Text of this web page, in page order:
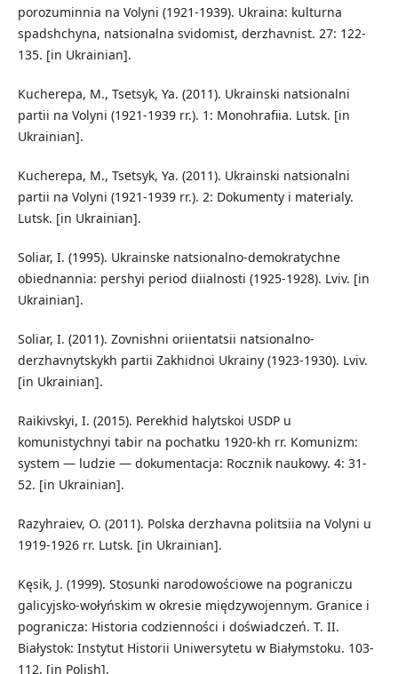
porozuminnia na Volyni (1921-1939). Ukraina: kulturna
spadshchyna, natsionalna svidomist, derzhavnist. 27: 122-
135. [in Ukrainian].
Kucherepa, M., Tsetsyk, Ya. (2011). Ukrainski natsionalni
partii na Volyni (1921-1939 rr.). 1: Monohrafiia. Lutsk. [in
Ukrainian].
Kucherepa, M., Tsetsyk, Ya. (2011). Ukrainski natsionalni
partii na Volyni (1921-1939 rr.). 2: Dokumenty i materialy.
Lutsk. [in Ukrainian].
Soliar, I. (1995). Ukrainske natsionalno-demokratychne
obiednannia: pershyi period diialnosti (1925-1928). Lviv. [in
Ukrainian].
Soliar, I. (2011). Zovnishni oriientatsii natsionalno-
derzhavnytskykh partii Zakhidnoi Ukrainy (1923-1930). Lviv.
[in Ukrainian].
Raikivskyi, I. (2015). Perekhid halytskoi USDP u
komunistychnyi tabir na pochatku 1920-kh rr. Komunizm:
system — ludzie — dokumentacja: Rocznik naukowy. 4: 31-
52. [in Ukrainian].
Razyhraiev, O. (2011). Polska derzhavna politsiia na Volyni u
1919-1926 rr. Lutsk. [in Ukrainian].
Kęsik, J. (1999). Stosunki narodowościowe na pograniczu
galicyjsko-wołyńskim w okresie międzywojennym. Granice i
pogranicza: Historia codzienności i doświadczeń. T. II.
Białystok: Instytut Historii Uniwersytetu w Białymstoku. 103-
112. [in Polish].